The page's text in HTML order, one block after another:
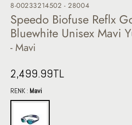
8-00233214502 - 28004
Speedo Biofuse Reflx
Bluewhite Unisex Mavi
- Mavi
2,499.99TL
RENK : Mavi